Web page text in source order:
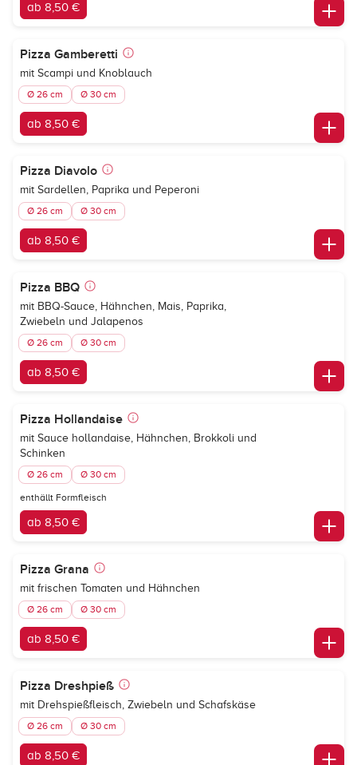
ab 8,50 €
Pizza Gamberetti
mit Scampi und Knoblauch
Ø 26 cm Ø 30 cm
ab 8,50 €
Pizza Diavolo
mit Sardellen, Paprika und Peperoni
Ø 26 cm Ø 30 cm
ab 8,50 €
Pizza BBQ
mit BBQ-Sauce, Hähnchen, Mais, Paprika,
Zwiebeln und Jalapenos
Ø 26 cm Ø 30 cm
ab 8,50 €
Pizza Hollandaise
mit Sauce hollandaise, Hähnchen, Brokkoli und
Schinken
Ø 26 cm Ø 30 cm
enthällt Formfleisch
ab 8,50 €
Pizza Grana
mit frischen Tomaten und Hähnchen
Ø 26 cm Ø 30 cm
ab 8,50 €
Pizza Dreshpieß
mit Drehspießfleisch, Zwiebeln und Schafskäse
Ø 26 cm Ø 30 cm
ab 8,50 €